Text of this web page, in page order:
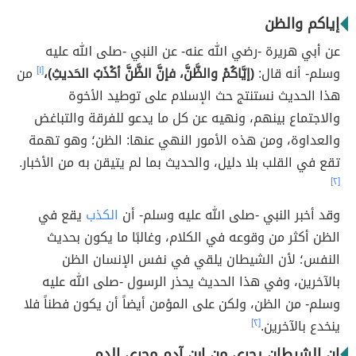
إياكم والظن
عن أبي هريرة -رضي الله عنه- عن النبي -صلى الله عليه
وسلم- أنه قال:(إيَّاكُمْ والظَّنَّ، فإنَّ الظَّنَّ أكْذَبُ الحَديثِ)،[١] من
هذا الحديث نستنتج حث الإسلام على توطيد الأخوة
والاجتماع بينهم، ونهيه عن كل ما يدعو للفرقة والتباغض
والعداوة، ومن هذه الأمور النهي عنها: الظن؛ وهو تهمة
تقع في القلب بلا دليل، والحديث بما لم يتيقن به من الأخبار.
[٢]
وقد أخبر النبي -صلى الله عليه وسلم- أن الكذب يقع في
الظن أكثر من وقوعه في الكلام، وغالبًا ما يكون بحديث
النفس؛ لأن الشيطان يلقي في نفس الإنسان الظن
بالآخرين، وفي هذا الحديث يحذر الرسول -صلى الله عليه
وسلم- من الظن، ولكن على المؤمن أيضاً أن يكون فطناً فلا
ينخدع بالآخرين.[٢]